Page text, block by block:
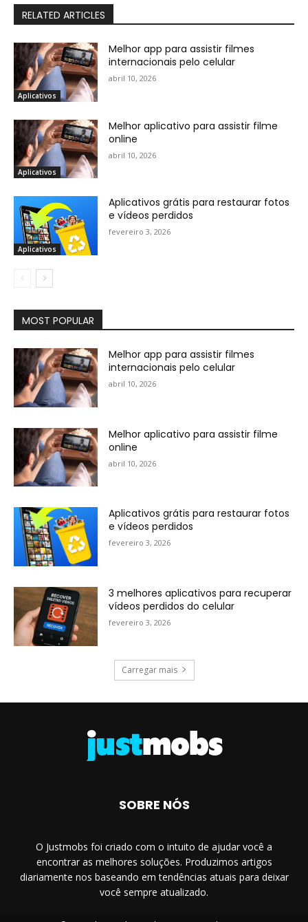
RELATED ARTICLES
Aplicativos
Melhor app para assistir filmes
internacionais pelo celular
abril 10, 2026
Aplicativos
Melhor aplicativo para assistir filme
online
abril 10, 2026
Aplicativos
Aplicativos grátis para restaurar fotos
e vídeos perdidos
fevereiro 3, 2026
MOST POPULAR
Melhor app para assistir filmes
internacionais pelo celular
abril 10, 2026
Melhor aplicativo para assistir filme
online
abril 10, 2026
Aplicativos grátis para restaurar fotos
e vídeos perdidos
fevereiro 3, 2026
3 melhores aplicativos para recuperar
vídeos perdidos do celular
fevereiro 3, 2026
Carregar mais
SOBRE NÓS
O Justmobs foi criado com o intuito de ajudar você a
encontrar as melhores soluções. Produzimos artigos
diariamente nos baseando em tendências atuais para deixar
você sempre atualizado.